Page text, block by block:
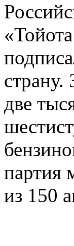
страну.
две
партия
из 150